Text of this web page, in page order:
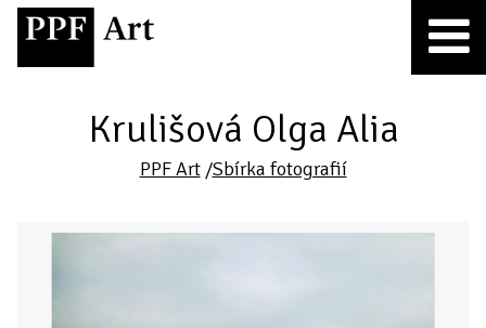
Krulišová Olga Alia
PPF Art/Sbírka fotografií